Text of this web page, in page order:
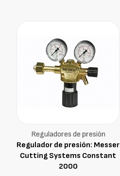
Reguladores de presión
Regulador de presión: Messer
Cutting Systems Constant
2000